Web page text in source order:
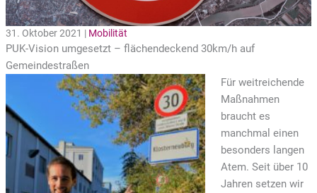
31. Oktober 2021 | Mobilität
PUK-Vision umgesetzt – flächendeckend 30km/h auf
Gemeindestraßen
Für weitreichende
Maßnahmen
braucht es
manchmal einen
besonders langen
Atem. Seit über 10
Jahren setzen wir